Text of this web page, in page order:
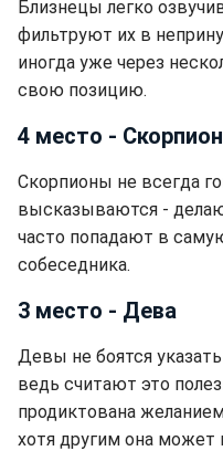
Близнецы легко
фильтруют их в
иногда уже через
свою позицию.
4 место - Скорпион
Скорпионы не всегда
высказываются -
часто попадают в
собеседника.
3 место - Дева
Девы не боятся
ведь считают это
продиктована
хотя другим она может